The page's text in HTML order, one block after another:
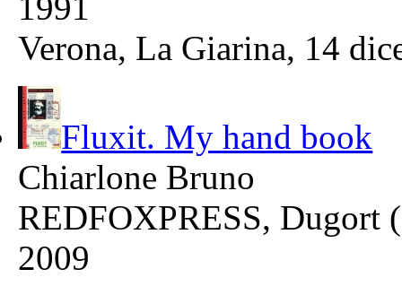
Verona, La Giarina, 14
Fluxit. My hand book
Chiarlone Bruno
REDFOXPRESS,
2009